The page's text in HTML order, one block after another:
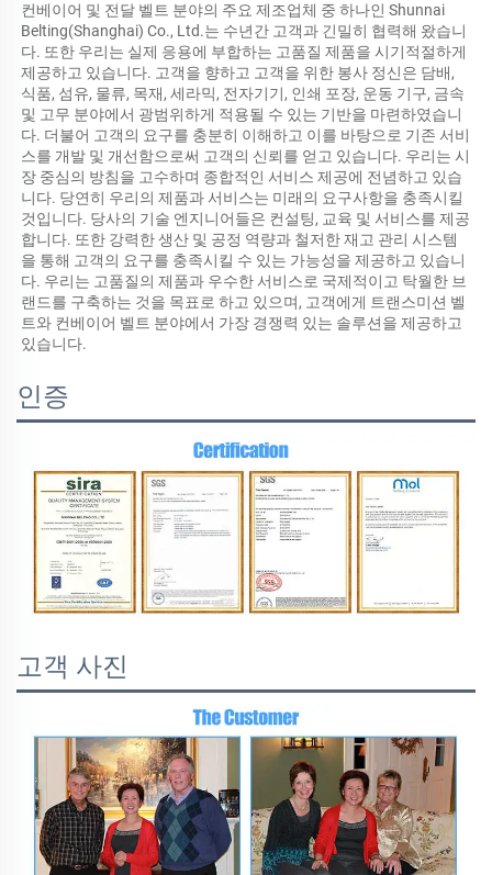
컨베이어 및 전달 벨트 분야의 주요 제조업체 중 하나인 Shunnai
Belting(Shanghai) Co., Ltd.는 수년간 고객과 긴밀히 협력해 왔습니
다. 또한 우리는 실제 응용에 부합하는 고품질 제품을 시기적절하게
제공하고 있습니다. 고객을 향하고 고객을 위한 봉사 정신은 담배,
식품, 섬유, 물류, 목재, 세라믹, 전자기기, 인쇄 포장, 운동 기구, 금속
및 고무 분야에서 광범위하게 적용될 수 있는 기반을 마련하였습니
다. 더불어 고객의 요구를 충분히 이해하고 이를 바탕으로 기존 서비
스를 개발 및 개선함으로써 고객의 신뢰를 얻고 있습니다. 우리는 시
장 중심의 방침을 고수하며 종합적인 서비스 제공에 전념하고 있습
니다. 당연히 우리의 제품과 서비스는 미래의 요구사항을 충족시킬
것입니다. 당사의 기술 엔지니어들은 컨설팅, 교육 및 서비스를 제공
합니다. 또한 강력한 생산 및 공정 역량과 철저한 재고 관리 시스템
을 통해 고객의 요구를 충족시킬 수 있는 가능성을 제공하고 있습니
다. 우리는 고품질의 제품과 우수한 서비스로 국제적이고 탁월한 브
랜드를 구축하는 것을 목표로 하고 있으며, 고객에게 트랜스미션 벨
트와 컨베이어 벨트 분야에서 가장 경쟁력 있는 솔루션을 제공하고
있습니다.
인증
고객 사진